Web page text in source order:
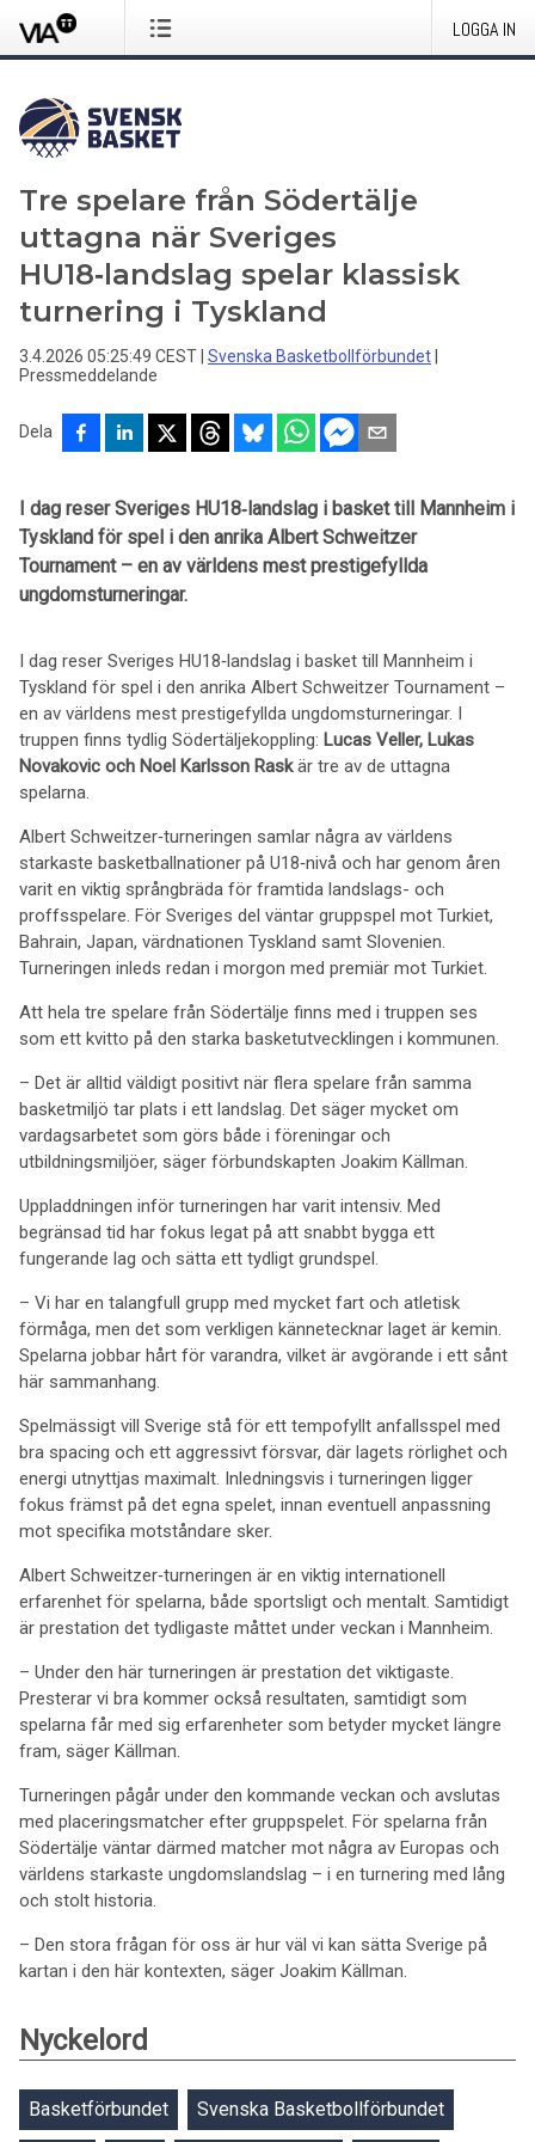
LOGGA IN
Tre spelare från Södertälje
uttagna när Sveriges
HU18‑landslag spelar klassisk
turnering i Tyskland
3.4.2026 05:25:49 CEST Svenska Basketbollförbundet
Pressmeddelande
Dela
I dag reser Sveriges HU18‑landslag i basket till Mannheim i
Tyskland för spel i den anrika Albert Schweitzer
Tournament – en av världens mest prestigefyllda
ungdomsturneringar.
I dag reser Sveriges HU18‑landslag i basket till Mannheim i
Tyskland för spel i den anrika Albert Schweitzer Tournament –
en av världens mest prestigefyllda ungdomsturneringar. I
truppen finns tydlig Södertäljekoppling: Lucas Veller, Lukas
Novakovic och Noel Karlsson Raskär tre av de uttagna
spelarna.
Albert Schweitzer‑turneringen samlar några av världens
starkaste basketballnationer på U18‑nivå och har genom åren
varit en viktig språngbräda för framtida landslags- och
proffsspelare. För Sveriges del väntar gruppspel mot Turkiet,
Bahrain, Japan, värdnationen Tyskland samt Slovenien.
Turneringen inleds redan i morgon med premiär mot Turkiet.
Att hela tre spelare från Södertälje finns med i truppen ses
som ett kvitto på den starka basketutvecklingen i kommunen.
– Det är alltid väldigt positivt när flera spelare från samma
basketmiljö tar plats i ett landslag. Det säger mycket om
vardagsarbetet som görs både i föreningar och
utbildningsmiljöer, säger förbundskapten Joakim Källman.
Uppladdningen inför turneringen har varit intensiv. Med
begränsad tid har fokus legat på att snabbt bygga ett
fungerande lag och sätta ett tydligt grundspel.
– Vi har en talangfull grupp med mycket fart och atletisk
förmåga, men det som verkligen kännetecknar laget är kemin.
Spelarna jobbar hårt för varandra, vilket är avgörande i ett sånt
här sammanhang.
Spelmässigt vill Sverige stå för ett tempofyllt anfallsspel med
bra spacing och ett aggressivt försvar, där lagets rörlighet och
energi utnyttjas maximalt. Inledningsvis i turneringen ligger
fokus främst på det egna spelet, innan eventuell anpassning
mot specifika motståndare sker.
Albert Schweitzer‑turneringen är en viktig internationell
erfarenhet för spelarna, både sportsligt och mentalt. Samtidigt
är prestation det tydligaste måttet under veckan i Mannheim.
– Under den här turneringen är prestation det viktigaste.
Presterar vi bra kommer också resultaten, samtidigt som
spelarna får med sig erfarenheter som betyder mycket längre
fram, säger Källman.
Turneringen pågår under den kommande veckan och avslutas
med placeringsmatcher efter gruppspelet. För spelarna från
Södertälje väntar därmed matcher mot några av Europas och
världens starkaste ungdomslandslag – i en turnering med lång
och stolt historia.
– Den stora frågan för oss är hur väl vi kan sätta Sverige på
kartan i den här kontexten, säger Joakim Källman.
Nyckelord
Basketförbundet Svenska Basketbollförbundet